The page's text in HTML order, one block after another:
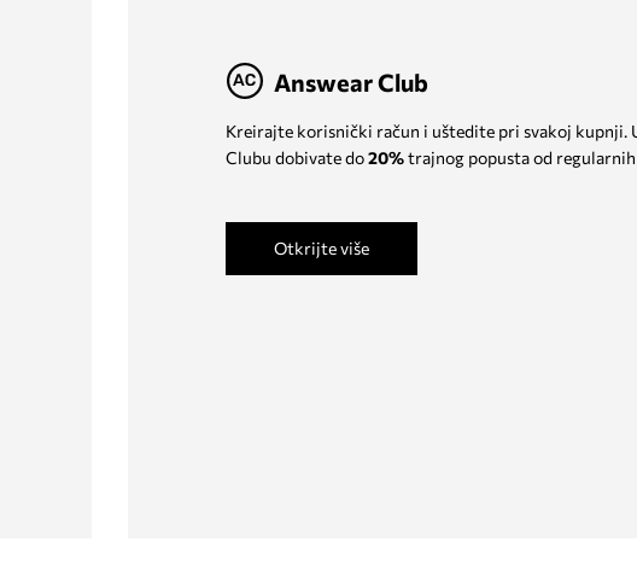
Answear Club
Kreirajte korisnički račun i uštedite pri svakoj kupnji.
Clubu dobivate do20%trajnog popusta od regularnih
Otkrijte više